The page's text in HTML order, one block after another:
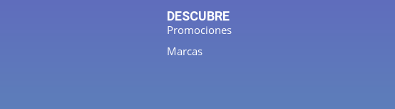
DESCUBRE
Promociones
Marcas